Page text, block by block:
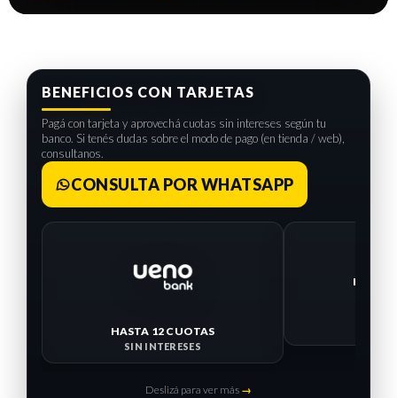
BENEFICIOS CON TARJETAS
Pagá con tarjeta y aprovechá cuotas sin intereses según tu
banco. Si tenés dudas sobre el modo de pago (en tienda / web),
consultanos.
CONSULTA POR WHATSAPP
HASTA 12 CUOTAS
SIN INTERESES
Deslizá para ver más →